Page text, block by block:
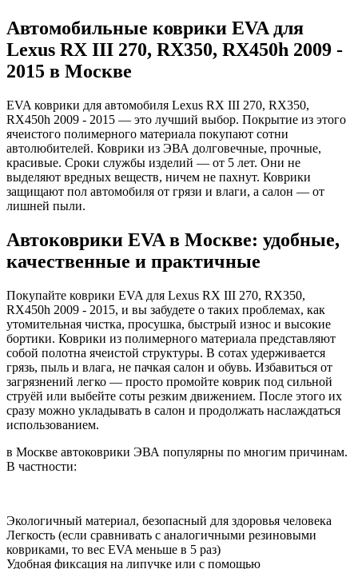
Автомобильные коврики EVA для
Lexus RX III 270, RX350, RX450h 2009 -
2015 в Москве
EVA коврики для автомобиля Lexus RX III 270, RX350,
RX450h 2009 - 2015 — это лучший выбор. Покрытие из этого
ячеистого полимерного материала покупают сотни
автолюбителей. Коврики из ЭВА долговечные, прочные,
красивые. Сроки службы изделий — от 5 лет. Они не
выделяют вредных веществ, ничем не пахнут. Коврики
защищают пол автомобиля от грязи и влаги, а салон — от
лишней пыли.
Автоковрики EVA в Москве: удобные,
качественные и практичные
Покупайте коврики EVA для Lexus RX III 270, RX350,
RX450h 2009 - 2015, и вы забудете о таких проблемах, как
утомительная чистка, просушка, быстрый износ и высокие
бортики. Коврики из полимерного материала представляют
собой полотна ячеистой структуры. В сотах удерживается
грязь, пыль и влага, не пачкая салон и обувь. Избавиться от
загрязнений легко — просто промойте коврик под сильной
струёй или выбейте соты резким движением. После этого их
сразу можно укладывать в салон и продолжать наслаждаться
использованием.
в Москве автоковрики ЭВА популярны по многим причинам.
В частности:
Экологичный материал, безопасный для здоровья человека
Легкость (если сравнивать с аналогичными резиновыми
ковриками, то вес EVA меньше в 5 раз)
Удобная фиксация на липучке или с помощью